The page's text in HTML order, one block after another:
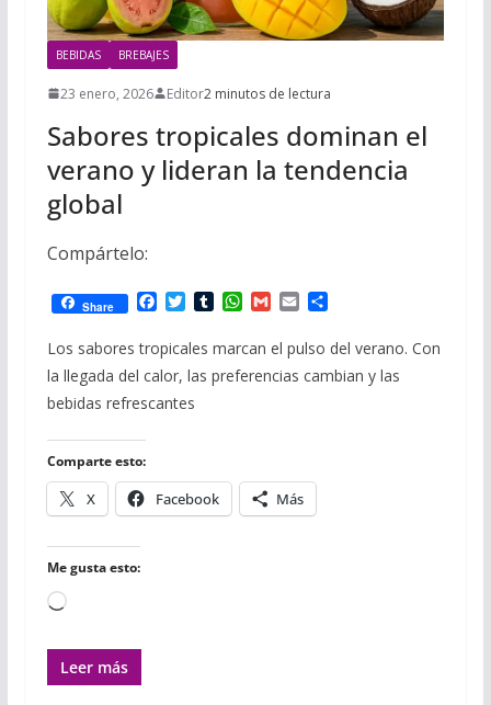
BEBIDAS BREBAJES
23 enero, 2026 Editor2 minutos de lectura
Sabores tropicales dominan el
verano y lideran la tendencia
global
Compártelo:
Share
F
c
e
b
o
T
i
t
t
e
T
m
b
l
W
a
t
s
G
a
i
l
E
a
i
C
m
p
a
Los sabores tropicales marcan el pulso del verano. Con
la llegada del calor, las preferencias cambian y las
bebidas refrescantes
Comparte esto:
X Facebook Más
Me gusta esto:
Cargando...
Leer más